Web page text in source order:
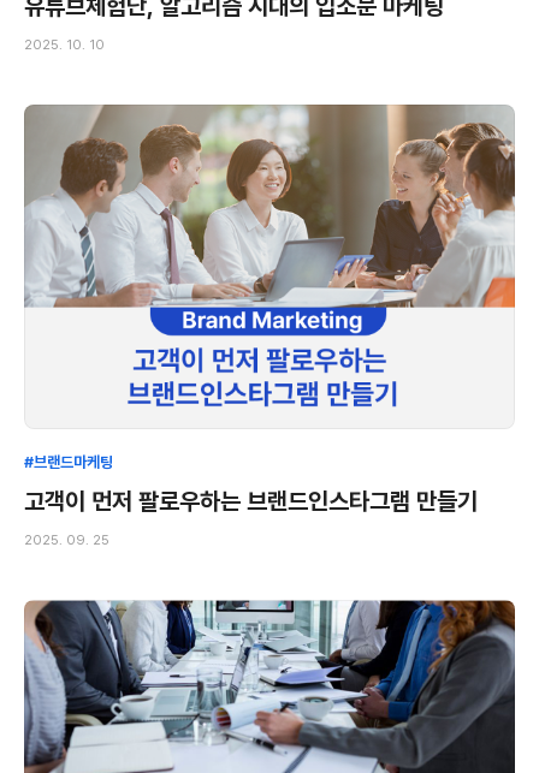
2025. 10. 10
#브랜드마케팅
고객이 먼저 팔로우하는 브랜드인스타그램 만들기
2025. 09. 25